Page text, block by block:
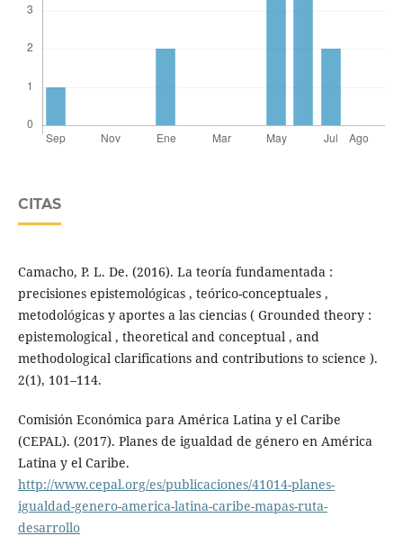
CITAS
Camacho, P. L. De. (2016). La teoría fundamentada :
precisiones epistemológicas , teórico-conceptuales ,
metodológicas y aportes a las ciencias ( Grounded theory :
epistemological , theoretical and conceptual , and
methodological clarifications and contributions to science ).
2(1), 101–114.
Comisión Económica para América Latina y el Caribe
(CEPAL). (2017). Planes de igualdad de género en América
Latina y el Caribe.
http://www.cepal.org/es/publicaciones/41014-planes-
igualdad-genero-america-latina-caribe-mapas-ruta-
desarrollo